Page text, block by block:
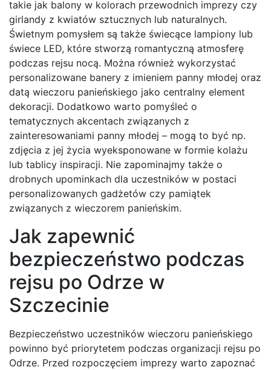
takie jak balony w kolorach przewodnich imprezy czy
girlandy z kwiatów sztucznych lub naturalnych.
Świetnym pomysłem są także świecące lampiony lub
świece LED, które stworzą romantyczną atmosferę
podczas rejsu nocą. Można również wykorzystać
personalizowane banery z imieniem panny młodej oraz
datą wieczoru panieńskiego jako centralny element
dekoracji. Dodatkowo warto pomyśleć o
tematycznych akcentach związanych z
zainteresowaniami panny młodej – mogą to być np.
zdjęcia z jej życia wyeksponowane w formie kolażu
lub tablicy inspiracji. Nie zapominajmy także o
drobnych upominkach dla uczestników w postaci
personalizowanych gadżetów czy pamiątek
związanych z wieczorem panieńskim.
Jak zapewnić
bezpieczeństwo podczas
rejsu po Odrze w
Szczecinie
Bezpieczeństwo uczestników wieczoru panieńskiego
powinno być priorytetem podczas organizacji rejsu po
Odrze. Przed rozpoczęciem imprezy warto zapoznać